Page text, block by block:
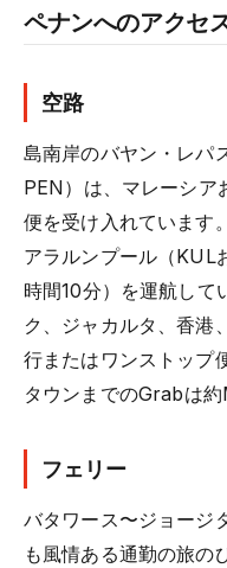
ペナンへのアクセ
空路
島南岸のバヤン・レパ
PEN）は、マレーシア
便を受け入れています
アラルンプール（KUL
時間10分）を運航して
ク、ジャカルタ、香港
行またはワンストップ
タウンまでのGrabは
フェリー
バタワース〜ジョージ
も風情ある通勤の旅